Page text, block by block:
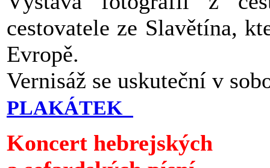
cestovatele ze Slavětína,
Evropě.
Vernisáž se uskuteční v
PLAKÁTEK
Koncert hebrejských